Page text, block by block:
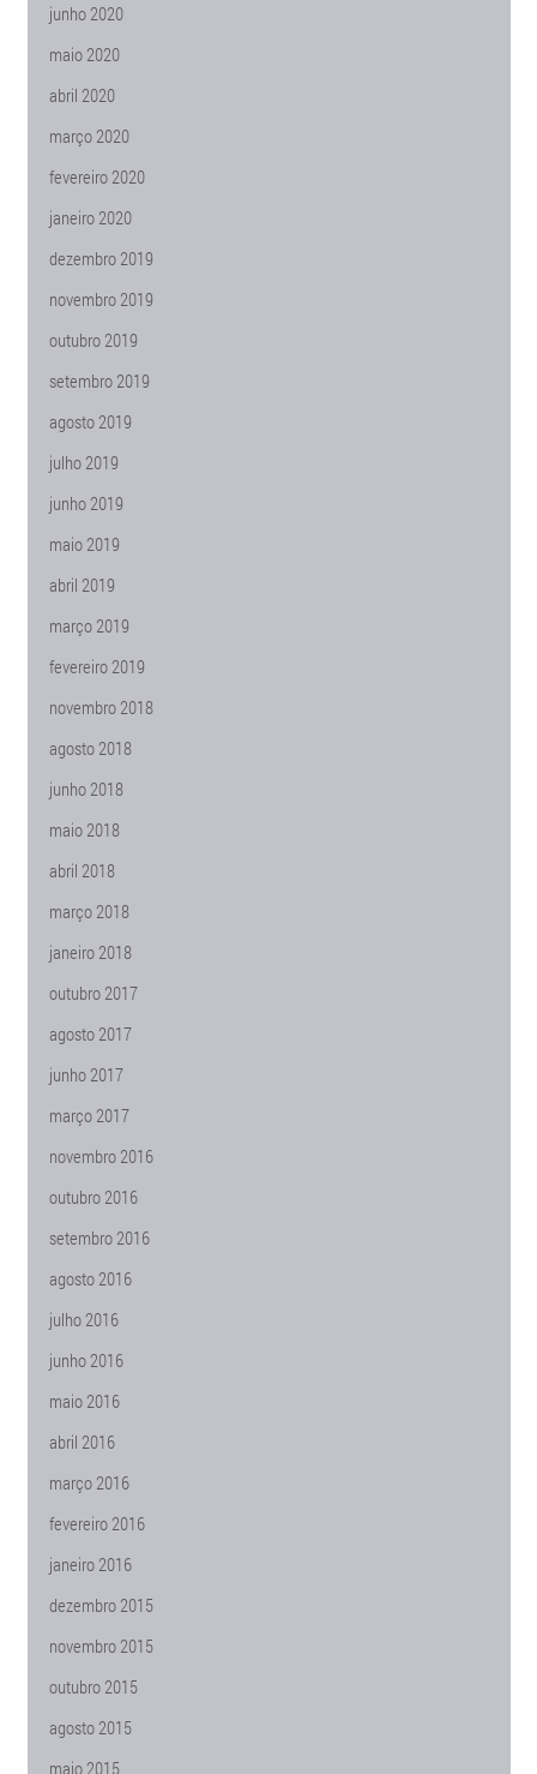
junho 2020
maio 2020
abril 2020
março 2020
fevereiro 2020
janeiro 2020
dezembro 2019
novembro 2019
outubro 2019
setembro 2019
agosto 2019
julho 2019
junho 2019
maio 2019
abril 2019
março 2019
fevereiro 2019
novembro 2018
agosto 2018
junho 2018
maio 2018
abril 2018
março 2018
janeiro 2018
outubro 2017
agosto 2017
junho 2017
março 2017
novembro 2016
outubro 2016
setembro 2016
agosto 2016
julho 2016
junho 2016
maio 2016
abril 2016
março 2016
fevereiro 2016
janeiro 2016
dezembro 2015
novembro 2015
outubro 2015
agosto 2015
maio 2015